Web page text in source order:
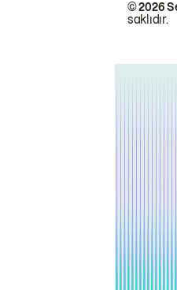
© 2026
saklıdır.